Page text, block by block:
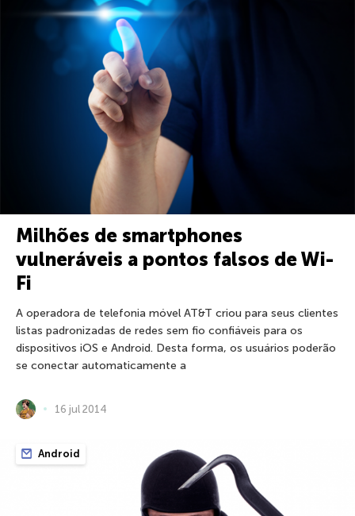
Milhões de smartphones
vulneráveis ​​a pontos falsos de Wi-
Fi
A operadora de telefonia móvel AT&T criou para seus clientes
listas padronizadas de redes sem fio confiáveis ​​para os
dispositivos iOS e Android. Desta forma, os usuários poderão
se conectar automaticamente a
16 jul 2014
Android